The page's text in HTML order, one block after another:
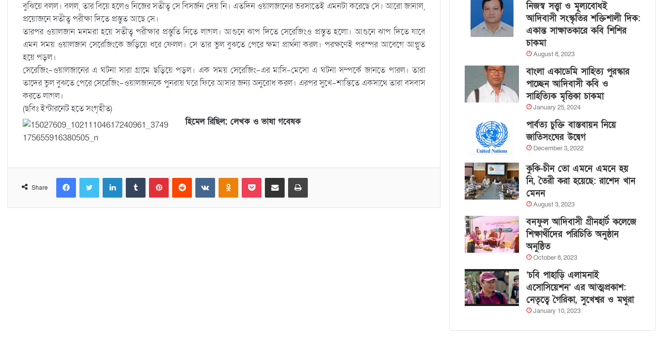
বুঝিয়ে বলল। বলল, তার বিয়ে হলেও নিজের সতীত্ব সে বিসর্জন দেয় নি। এতদিন ওয়ালজানের ভরসাতেই এমনটা করেছে সে। আরো জানাল,
প্রয়োজনে সতীত্ব পরীক্ষা দিতে প্রস্তুত আছে সে।
তারপর ওয়ালজান মনমরা হয়ে সতীত্ব পরীক্ষার প্রস্তুতি নিতে লাগল। আগুনে ঝাপ দিতে সেরেজিংও প্রস্তুত হলো। আগুনে ঝাপ দিতে যাবে
এমন সময় ওয়ালজান সেরেজিংকে জড়িয়ে ধরে ফেলল। সে তার ভুল বুঝতে পেরে ক্ষমা প্রার্থনা করল। পরক্ষণেই পরস্পর আবেগে আপ্লুত
হয়ে পড়ল।
সেরেজিং-ওয়ালজানের এ ঘটনা সারা গ্রামে ছড়িয়ে পড়ল। এক সময় সেরেজিং-এর মাসি-মেসো এ ঘটনা সম্পর্কে জানতে পারল। তারা
তাদের ভুল বুঝতে পেরে সেরেজিং-ওয়ালজানকে পুনরায় ঘরে ফিরে আসার জন্য অনুরোধ করল। এরপর সুখে-শান্তিতে একসাথে তারা বসবাস
করতে লাগল।
(ছবিঃ ইন্টারনেট হতে সংগৃহীত)
হিমেল রিছিল; লেখক ও ভাষা গবেষক
Share
নিজস্ব সত্ত্বা ও মূল্যবোধই
আদিবাসী সংস্কৃতির শক্তিশালী দিক:
একান্ত সাক্ষাতকারে কবি শিশির
চাকমা
August 8, 2023
বাংলা একাডেমি সাহিত্য পুরস্কার
পাচ্ছেন আদিবাসী কবি ও
সাহিত্যিক মৃত্তিকা চাকমা
January 25, 2024
পার্বত্য চুক্তি বাস্তবায়ন নিয়ে
জাতিসংঘের উদ্বেগ
December 3, 2022
কুকি-চীন তো এমনে এমনে হয়
নি, তৈরী করা হয়েছে: রাশেদ খান
মেনন
August 3, 2023
বনফুল আদিবাসী গ্রীনহার্ট কলেজে
শিক্ষার্থীদের পরিচিতি অনুষ্ঠান
অনুষ্ঠিত
October 8, 2023
‘চবি পাহাড়ি এলামনাই
এসোসিয়েশন’ এর আত্মপ্রকাশ:
নেতৃত্বে গৈরিকা, সুখেশ্বর ও মথুরা
January 10, 2023